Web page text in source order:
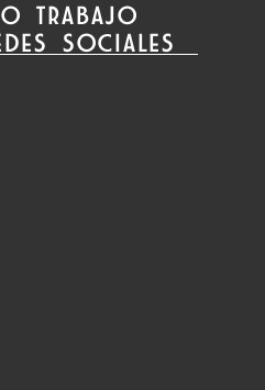
TRABAJO
SOCIALES